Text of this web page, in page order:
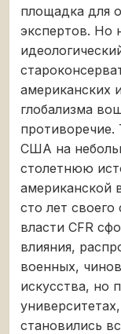
площадка для
экспертов. Но
американских
глобализма
США на
столетнюю
американской
сто лет
власти CFR
влияния,
военных,
искусства, но
становились